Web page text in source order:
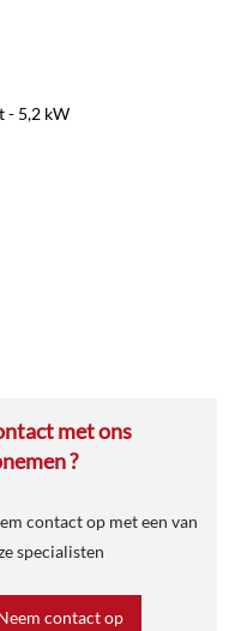
- 5,2 kW
met ons
?
contact op met een van
specialisten
contact op